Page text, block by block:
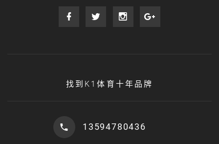
找到K1体育十年品牌
13594780436